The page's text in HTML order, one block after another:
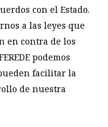
con el Estado.
a las leyes que
en contra de los
podemos
facilitar la
de nuestra